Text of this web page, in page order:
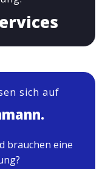
sich auf
brauchen eine